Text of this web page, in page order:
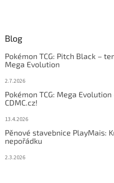
Blog
Pokémon TCG: Pitch Black –
Mega Evolution
2.7.2026
Pokémon TCG: Mega
CDMC.cz!
13.4.2026
Pěnové stavebnice PlayMais:
nepořádku
2.3.2026